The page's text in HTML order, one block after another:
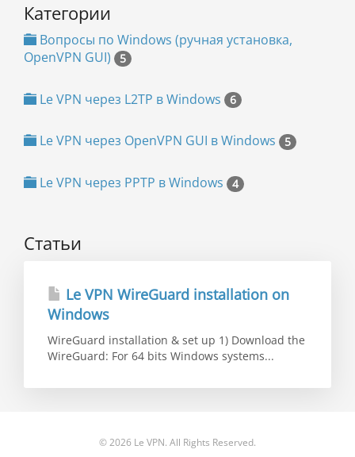
Категории
Вопросы по Windows (ручная установка,
OpenVPN GUI)
5
Le VPN через L2TP в Windows 6
Le VPN через OpenVPN GUI в Windows 5
Le VPN через PPTP в Windows 4
Статьи
Le VPN WireGuard installation on
Windows
WireGuard installation & set up 1) Download the
WireGuard: For 64 bits Windows systems...
© 2026 Le VPN. All Rights Reserved.